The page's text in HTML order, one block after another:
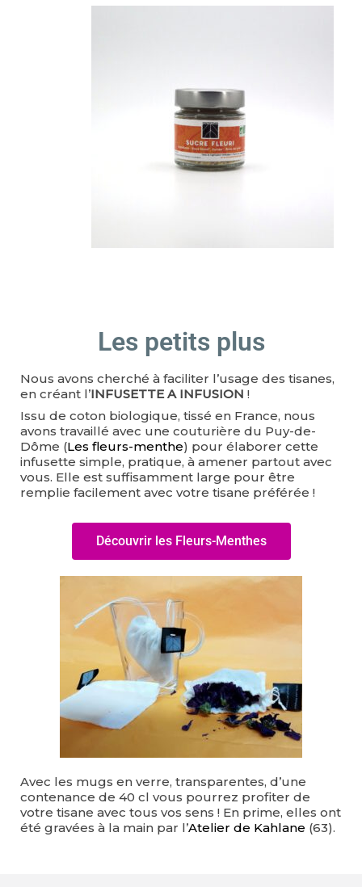
Les petits plus
Nous avons cherché à faciliter l’usage des tisanes,
en créant l’INFUSETTE A INFUSION !
Issu de coton biologique, tissé en France, nous
avons travaillé avec une couturière du Puy-de-
Dôme (Les fleurs-menthe) pour élaborer cette
infusette simple, pratique, à amener partout avec
vous. Elle est suffisamment large pour être
remplie facilement avec votre tisane préférée !
Découvrir les Fleurs-Menthes
Avec les mugs en verre, transparentes, d’une
contenance de 40 cl vous pourrez profiter de
votre tisane avec tous vos sens ! En prime, elles ont
été gravées à la main par l’Atelier de Kahlane (63).